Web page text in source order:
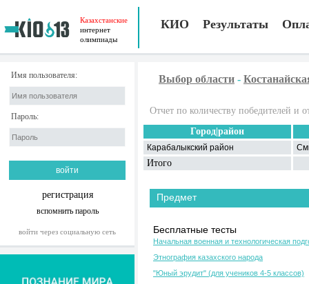
Казахстанские
интернет
олимпиады
КИО Результаты
Имя пользователя:
Пароль:
регистрация
вспомнить пароль
войти через социальную сеть
Выбор области -
Отчет по количеству победителей и
Город|район
Карабалыкский район
Итого
Предмет
Бесплатные тесты
Начальная военная и технологическая
Этнография казахского народа
"Юный эрудит" (для учеников 4-5 классов)